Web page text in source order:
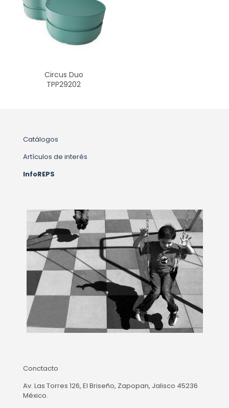
Circus Duo
TPP29202
Catálogos
Artículos de interés
InfoREPS
Conctacto
Av. Las Torres 126, El Briseño, Zapopan, Jalisco 45236
México.